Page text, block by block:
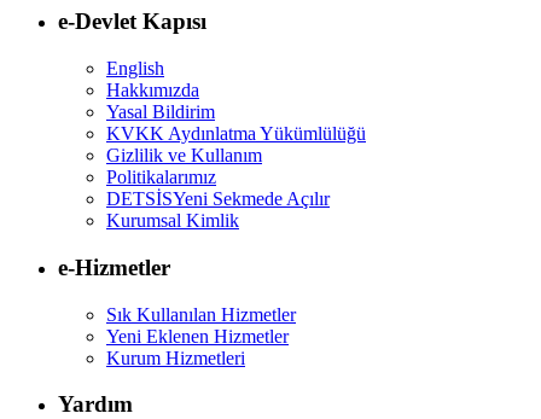
e-Devlet Kapısı
English
Hakkımızda
Yasal Bildirim
KVKK Aydınlatma Yükümlülüğü
Gizlilik ve Kullanım
Politikalarımız
DETSİSYeni Sekmede Açılır
Kurumsal Kimlik
e-Hizmetler
Sık Kullanılan Hizmetler
Yeni Eklenen Hizmetler
Kurum Hizmetleri
Yardım